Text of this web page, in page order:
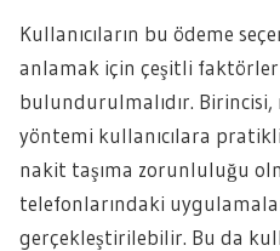
Kullanıcıların bu ödeme
anlamak için çeşitli
bulundurulmalıdır.
yöntemi kullanıcılara
nakit taşıma zorunluluğu
telefonlarındaki
gerçekleştirilebilir. Bu da